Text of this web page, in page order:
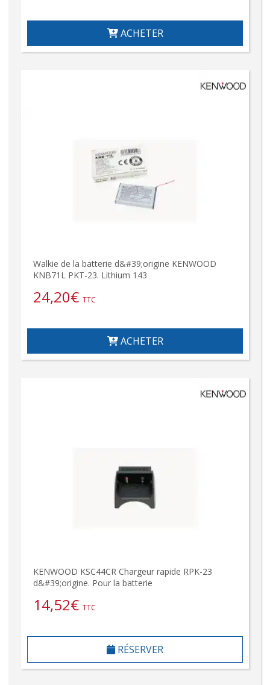
ACHETER
Walkie de la batterie d&#39;origine KENWOOD
KNB71L PKT-23. Lithium 143
24,20€ TTC
ACHETER
KENWOOD KSC44CR Chargeur rapide RPK-23
d&#39;origine. Pour la batterie
14,52€ TTC
RÉSERVER